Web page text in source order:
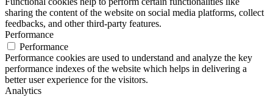
sharing the content of the website on social media platforms, collect
feedbacks, and other third-party features.
Performance
Performance
Performance cookies are used to understand and analyze the key
performance indexes of the website which helps in delivering a
better user experience for the visitors.
Analytics